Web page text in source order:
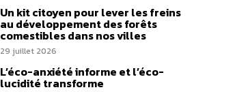
Un kit citoyen pour lever les freins
au développement des forêts
comestibles dans nos villes
29 juillet 2026
L’éco-anxiété informe et l’éco-
lucidité transforme